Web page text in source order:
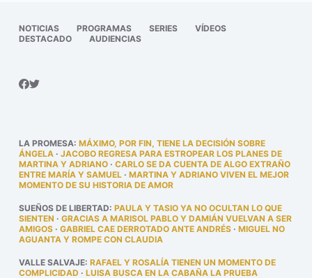
NOTICIAS PROGRAMAS SERIES
VÍDEOS
DESTACADO
AUDIENCIAS
LA PROMESA: MÁXIMO, POR FIN, TIENE LA DECISIÓN SOBRE
ÁNGELA· JACOBO REGRESA PARA ESTROPEAR LOS PLANES DE
MARTINA Y ADRIANO· CARLO SE DA CUENTA DE ALGO EXTRAÑO
ENTRE MARÍA Y SAMUEL· MARTINA Y ADRIANO VIVEN EL MEJOR
MOMENTO DE SU HISTORIA DE AMOR
SUEÑOS DE LIBERTAD: PAULA Y TASIO YA NO OCULTAN LO QUE
SIENTEN · GRACIAS A MARISOL PABLO Y DAMIÁN VUELVAN A SER
AMIGOS· GABRIEL CAE DERROTADO ANTE ANDRÉS· MIGUEL NO
AGUANTA Y ROMPE CON CLAUDIA
VALLE SALVAJE: RAFAEL Y ROSALÍA TIENEN UN MOMENTO DE
COMPLICIDAD · LUISA BUSCA EN LA CABAÑA LA PRUEBA